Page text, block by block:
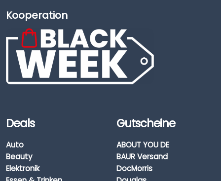
Kooperation
Deals
Auto
Beauty
Elektronik
Gutscheine
ABOUT YOU DE
BAUR Versand
DocMorris